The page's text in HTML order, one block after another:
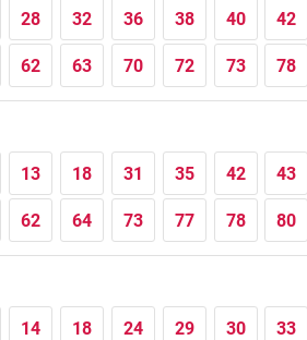
28 32 36 38 40 42
62 63 70 72 73 78
13 18 31 35 42 43
62 64 73 77 78 80
14 18 24 29 30 33